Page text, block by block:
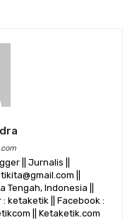
|| Jurnalis ||
||
Tengah, Indonesia ||
ketaketik || Facebook :
|| Ketaketik.com